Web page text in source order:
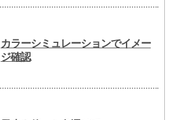
カラーシミュレーションでイメー
ジ確認